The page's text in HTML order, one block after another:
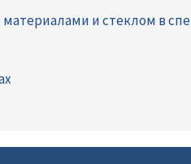
и стеклом в